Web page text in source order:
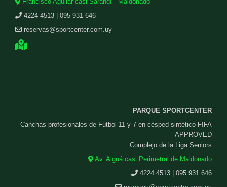
4224 4513 | 095 931 646
reservas@sportcenter.com.uy
PARQUE SPORTCENTER
Canchas profesionales de Fútbol 11 y 7 en césped sintético FIFA
APPROVED
Complejo de la Liga Seniors
Av. Aiguá casi Perimetral de Maldonado
4224 4513 | 095 931 646